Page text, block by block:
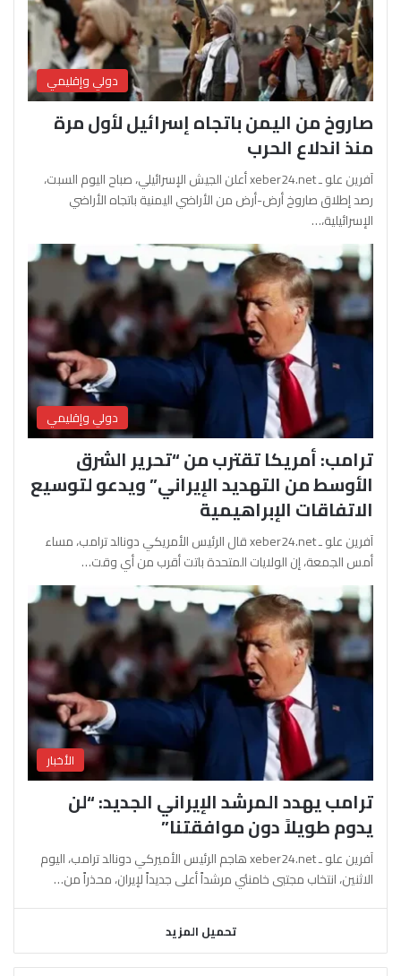
دولي وإقليمي
صاروخ من اليمن باتجاه إسرائيل لأول مرة
منذ اندلاع الحرب
آفرين علو ـ xeber24.net أعلن الجيش الإسرائيلي، صباح اليوم السبت،
رصد إطلاق صاروخ أرض-أرض من الأراضي اليمنية باتجاه الأراضي
الإسرائيلية،…
دولي وإقليمي
ترامب: أمريكا تقترب من “تحرير الشرق
الأوسط من التهديد الإيراني” ويدعو لتوسيع
الاتفاقات الإبراهيمية
آفرين علو ـ xeber24.net قال الرئيس الأمريكي دونالد ترامب، مساء
أمس الجمعة، إن الولايات المتحدة باتت أقرب من أي وقت…
الأخبار
ترامب يهدد المرشد الإيراني الجديد: “لن
يدوم طويلاً دون موافقتنا”
آفرين علو ـ xeber24.net هاجم الرئيس الأميركي دونالد ترامب، اليوم
الاثنين، انتخاب مجتبى خامنئي مرشداً أعلى جديداً لإيران، محذراً من…
تحميل المزيد